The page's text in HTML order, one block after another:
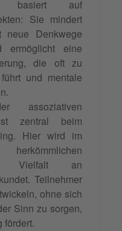
basiert auf
Sie mindert
neue Denkwege
eine
die oft zu
und mentale
assoziativen
zentral beim
Hier wird im
Vielfalt an
Teilnehmer
ohne sich
Sinn zu sorgen,
fördert.